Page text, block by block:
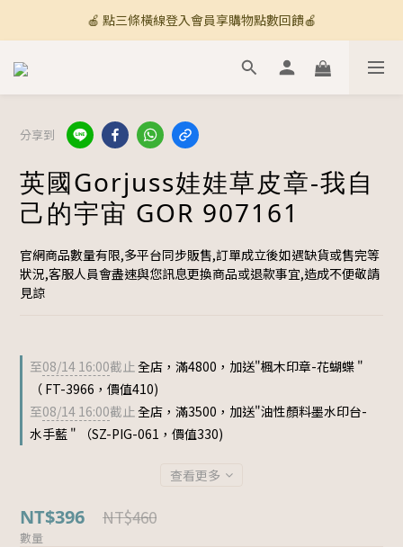
🚚 全館滿800免運 🚚
🍎 點三條橫線登入會員享購物點數回饋🍎
新加入會員💡獲得購物金100
分享到
英國Gorjuss娃娃草皮章-我自
己的宇宙 GOR 907161
官網商品數量有限,多平台同步販售,訂單成立後如遇缺貨或售完等
狀況,客服人員會盡速與您訊息更換商品或退款事宜,造成不便敬請
見諒
至08/14 16:00截止全店，滿4800，加送"楓木印章-花蝴蝶 "
（ FT-3966，價值410)
至08/14 16:00截止全店，滿3500，加送"油性顏料墨水印台-
水手藍 " （SZ-PIG-061，價值330)
查看更多
NT$396 NT$460
數量